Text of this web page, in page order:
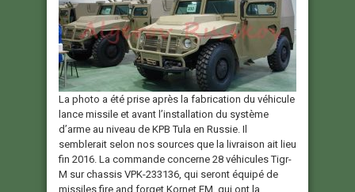
La photo a été prise après la fabrication du véhicule
lance missile et avant l’installation du système
d’arme au niveau de KPB Tula en Russie. Il
semblerait selon nos sources que la livraison ait lieu
fin 2016. La commande concerne 28 véhicules Tigr-
M sur chassis VPK-233136, qui seront équipé de
missiles fire and forget Kornet EM, qui ont la